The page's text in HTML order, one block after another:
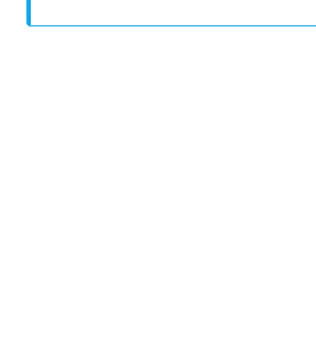
+ Sa mạc: xương rồng + Dưới biển: